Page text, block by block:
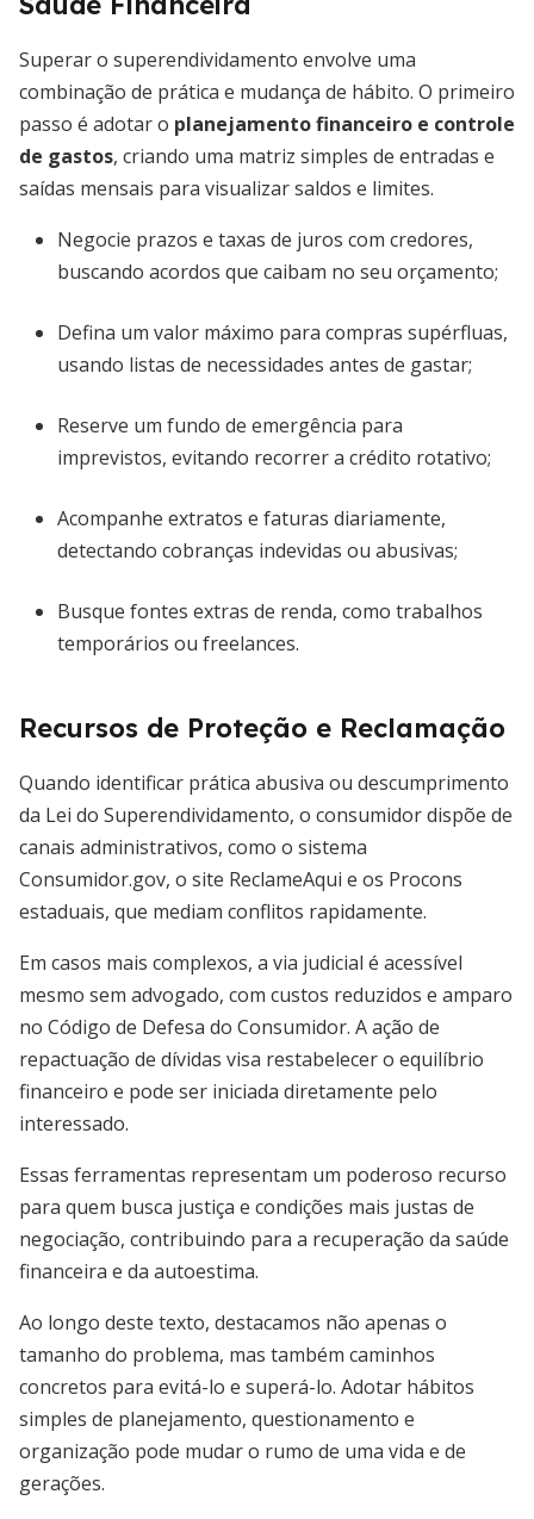
Superar o superendividamento envolve uma
combinação de prática e mudança de hábito. O primeiro
passo é adotar o planejamento financeiro e controle
de gastos, criando uma matriz simples de entradas e
saídas mensais para visualizar saldos e limites.
Negocie prazos e taxas de juros com credores,
buscando acordos que caibam no seu orçamento;
Defina um valor máximo para compras supérfluas,
usando listas de necessidades antes de gastar;
Reserve um fundo de emergência para
imprevistos, evitando recorrer a crédito rotativo;
Acompanhe extratos e faturas diariamente,
detectando cobranças indevidas ou abusivas;
Busque fontes extras de renda, como trabalhos
temporários ou freelances.
Recursos de Proteção e Reclamação
Quando identificar prática abusiva ou descumprimento
da Lei do Superendividamento, o consumidor dispõe de
canais administrativos, como o sistema
Consumidor.gov, o site ReclameAqui e os Procons
estaduais, que mediam conflitos rapidamente.
Em casos mais complexos, a via judicial é acessível
mesmo sem advogado, com custos reduzidos e amparo
no Código de Defesa do Consumidor. A ação de
repactuação de dívidas visa restabelecer o equilíbrio
financeiro e pode ser iniciada diretamente pelo
interessado.
Essas ferramentas representam um poderoso recurso
para quem busca justiça e condições mais justas de
negociação, contribuindo para a recuperação da saúde
financeira e da autoestima.
Ao longo deste texto, destacamos não apenas o
tamanho do problema, mas também caminhos
concretos para evitá-lo e superá-lo. Adotar hábitos
simples de planejamento, questionamento e
organização pode mudar o rumo de uma vida e de
gerações.